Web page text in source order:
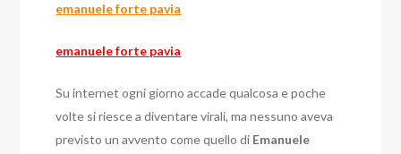
emanuele forte pavia
emanuele forte pavia
Su internet ogni giorno accade qualcosa e poche
volte si riesce a diventare virali, ma nessuno aveva
previsto un avvento come quello di Emanuele